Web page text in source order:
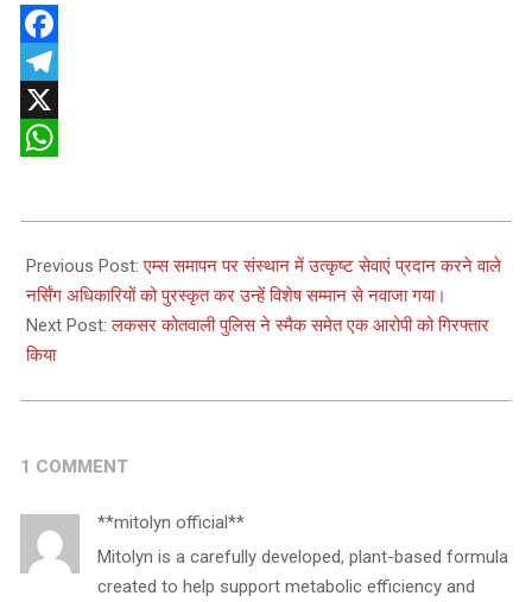
Facebook
Telegram
X
05-
16
Previous Post:एम्स समापन पर संस्थान में उत्कृष्ट सेवाएं प्रदान करने वाले
नर्सिंग अधिकारियों को पुरस्कृत कर उन्हें विशेष सम्मान से नवाजा गया।
Next Post:लकसर कोतवाली पुलिस ने स्मैक समेत एक आरोपी को गिरफ्तार
किया
1 COMMENT
**mitolyn official**
Mitolyn is a carefully developed, plant-based formula
created to help support metabolic efficiency and